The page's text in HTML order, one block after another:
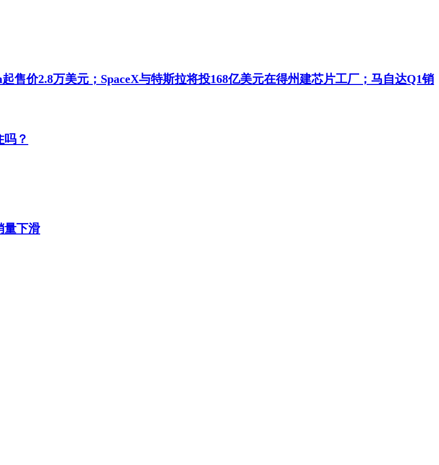
售价2.8万美元；SpaceX与特斯拉将投168亿美元在得州建芯片工厂；马自达Q1销
？
量下滑